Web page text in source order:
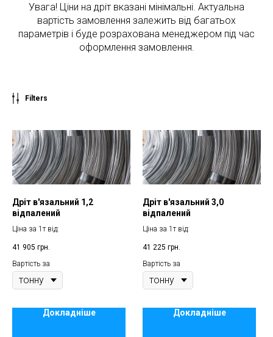
Увага! Ціни на дріт вказані мінімальні. Актуальна
вартість замовлення залежить від багатьох
параметрів і буде розрахована менеджером під час
оформлення замовлення.
Filters
Дріт в'язальний 1,2
відпалений
Ціна за 1т від:
41 905 грн.
Вартість за
Докладніше
Дріт в'язальний 3,0
відпалений
Ціна за 1т від:
41 225 грн.
Вартість за
Докладніше